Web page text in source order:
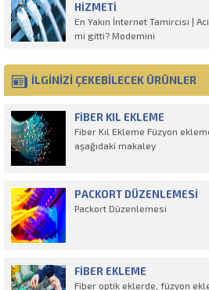
HIZMETI
En Yakın İnternet Tamircisi |
mi gitti? Modemini
İLGİNİZİ ÇEKEBİLECEK ÜRÜNLER
FIBER KIL EKLEME
Fiber Kıl Ekleme Füzyon
aşağıdaki makaley
PACKORT DÜZENLEMESI
Packort Düzenlemesi
FIBER EKLEME
Fiber optik eklerde, füzyon